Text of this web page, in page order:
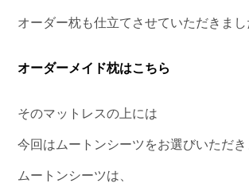
オーダー枕も仕立てさせていただきまし
オーダーメイド枕はこちら
そのマットレスの上には
今回はムートンシーツをお選びいただき
ムートンシーツは、